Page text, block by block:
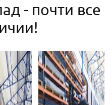
- почти все